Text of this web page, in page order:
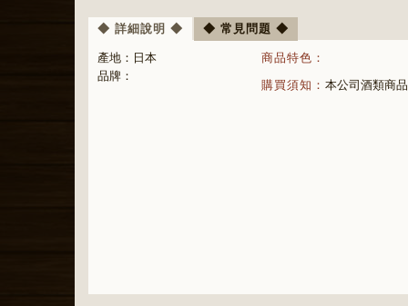
◆ 詳細說明 ◆ ◆ 常見問題 ◆
產地： 日本
品牌：
商品特色：
購買須知： 本公司酒類商